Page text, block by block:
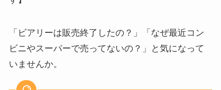
「ビアリーは販売終了したの？」「なぜ最近コン
ビニやスーパーで売ってないの？」と気になって
いませんか。